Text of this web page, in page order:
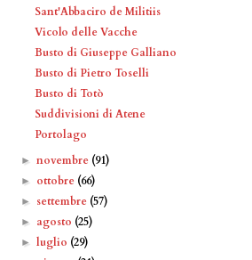
Sant'Abbaciro de Militiis
Vicolo delle Vacche
Busto di Giuseppe Galliano
Busto di Pietro Toselli
Busto di Totò
Suddivisioni di Atene
Portolago
►novembre (91)
► ottobre (66)
► settembre (57)
► agosto (25)
►luglio (29)